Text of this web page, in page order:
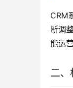
CRM
断调
能运营
二、